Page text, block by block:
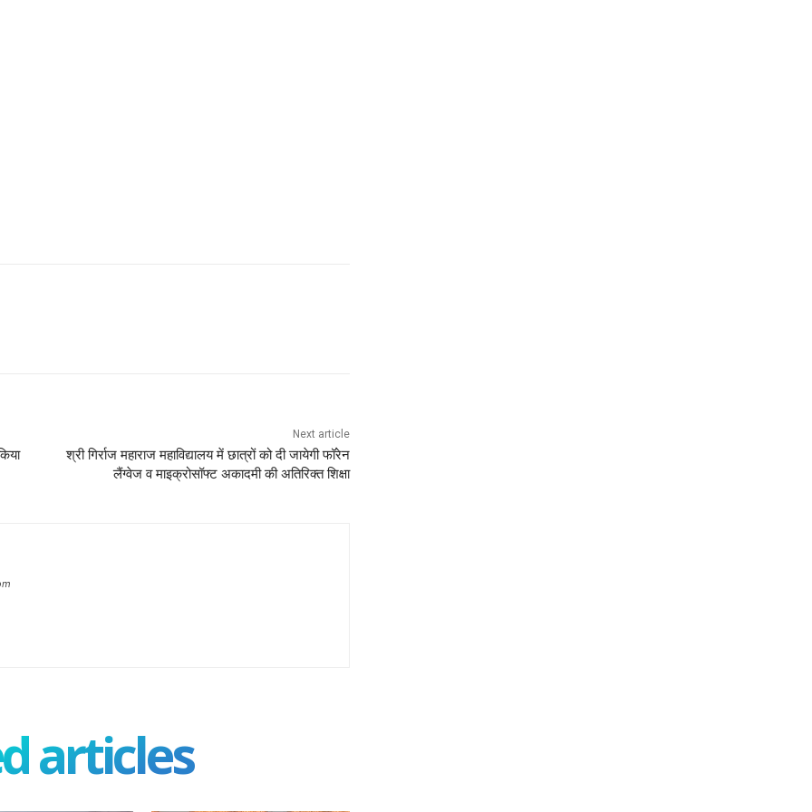
Next article
श्री गिर्राज महाराज महाविद्यालय में छात्रों को दी जायेगी फॉरेन
लैंग्वेज व माइक्रोसॉफ्ट अकादमी की अतिरिक्त शिक्षा
articles